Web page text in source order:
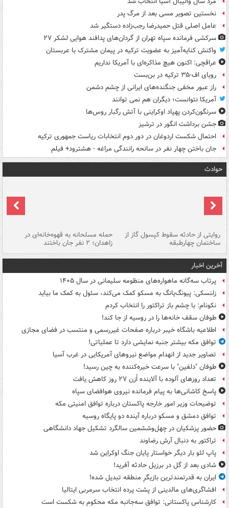
نخستین تصویر مسی بعد از مرگ پدر
عامل اصلی قتل حمیدرضا رجب‌زاده دستگیر شد
سرکشی فرمانده سپاه تهران از گردان‌های پدافند هوایی لشکر ۲۷
واکنش کنایه‌آمیز به عضویت ترکیه در پیمان مشترک با عربستان
عراقچی: اکنون هیچ مذاکره‌ای با آمریکا نداریم
رویای اف-۳۵ ترکیه در بن‌بست
راز عبور مخفی جنگنده‌های ایرانی از چشم دشمن
آمریکا نتوانست؛ دیگران هم نمی توانند
سرنگون‌کردن پهپاد اوکراینی با آتش رگبار روس‌ها
جشن برداشت انگور در ترشیز
احتمال شکست اردوغان در دور دوم انتخابات ریاست جمهوری ترکیه
جان باختن چهار نفر در سانحه رانندگی مراغه - هشترود+ فیلم
حوادث
روایتی از حادثه سقوط کپسول گاز از
ساختمان چهارطبقه
حمله مسلحانه به قهوه‌خانه‌ای در
زاهدان؛ ۲ نفر جان باختند
آخرین اخبار
پرتاب سه‌گانه ماهواره‌های منظومه سلیمانی در سال ۱۴۰۵
زلنسکی: پیونگ‌یانگ به مسکو کمک می‌کند، سئول به کمک ما بیاید
نکونام: با چشم باز تراکتور را انتخاب کردم
طوفان سقف خانه‌ها را در روسیه از جا ‌کند!
اطلاعیه باشگاه خیبر درباره صفحات غیررسمی و منتسب در فضای مجازی
توافق مکه بیشتر جنبه نمایشی دارد تا عملیاتی!
تصاویر جدید از انهدام مواضع نیروهای آمریکایی در غرب آسیا
طوفان "دلفین" با سرعت خیره‌کننده به چین رسید!
تعداد روزهای آلوده با آلاینده اُزن ۲۷ روز کاهش یافت
پاسخ کاشانی‌ها به پیام فرمانده نیروی هوافضای سپاه
توضیحات وزیر امور خارجه پاکستان درباره توافق امنیتی مکه
توافق دمشق و مسکو درباره آینده دو پایگاه روسیه
حضور پزشکیان در چهل‌وششمین سالگرد تشکیل جهاد دانشگاهی
تراکتور به دنبال آرش رضاوند
پاپ لئو بار دیگر خواستار پایان جنگ اوکراین شد
شادی بعد از گل در برزیل حادثه آفرید!
ایران به قدرتمندترین بازیگرِ منطقه تبدیل شده!
افشاگری‌های مالدینی از پشت پرده انتخاب سرمربی ایتالیا
کارشناس پاکستانی: توافق سه‌جانبه مکه محکوم به شکست است